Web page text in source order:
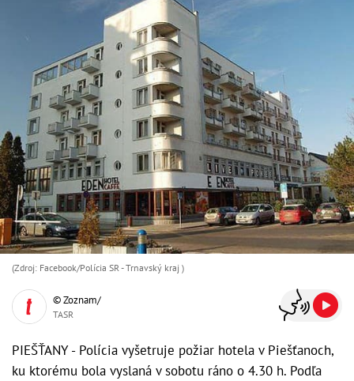
(Zdroj: Facebook/Polícia SR - Trnavský kraj )
© Zoznam/
TASR
PIEŠŤANY - Polícia vyšetruje požiar hotela v Piešťanoch,
ku ktorému bola vyslaná v sobotu ráno o 4.30 h. Podľa